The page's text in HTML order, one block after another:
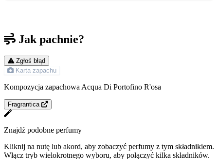
Jak pachnie?
Zgłoś błąd
Karta zapachu
Kompozycja zapachowa Acqua Di Portofino R'osa
Fragrantica
Znajdź podobne perfumy
Kliknij na nutę lub akord, aby zobaczyć perfumy z tym składnikiem.
Włącz tryb wielokrotnego wyboru, aby połączyć kilka składników.